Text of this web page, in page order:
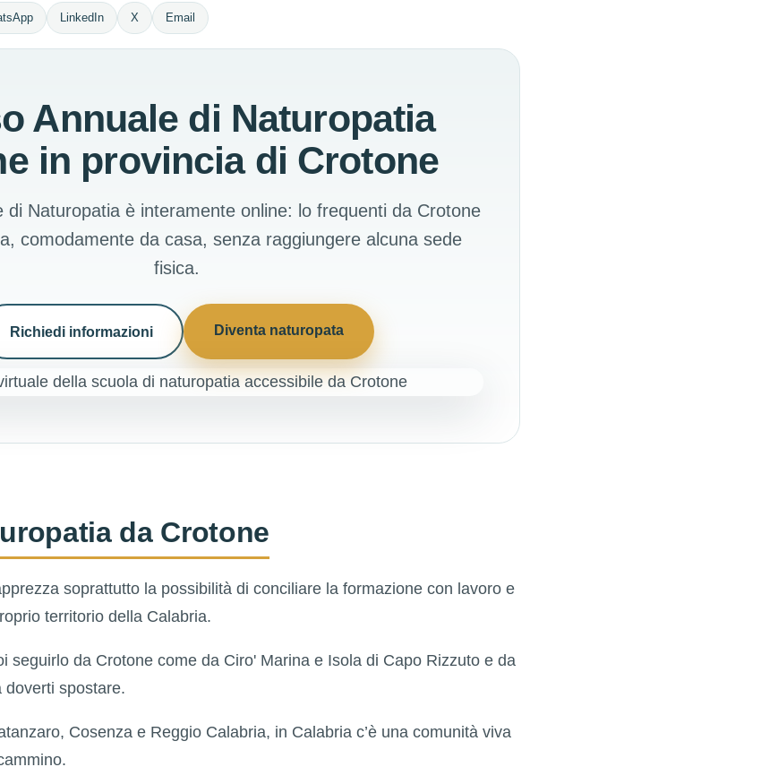
LinkedIn X Email
Annuale di Naturopatia
in provincia di Crotone
di Naturopatia è interamente online: lo frequenti da Crotone
comodamente da casa, senza raggiungere alcuna sede
fisica.
Richiedi informazioni Diventa naturopata
da Crotone
soprattutto la possibilità di conciliare la formazione con lavoro e
territorio della Calabria.
seguirlo da Crotone come da Ciro' Marina e Isola di Capo Rizzuto e da
doverti spostare.
Cosenza e Reggio Calabria, in Calabria c’è una comunità viva